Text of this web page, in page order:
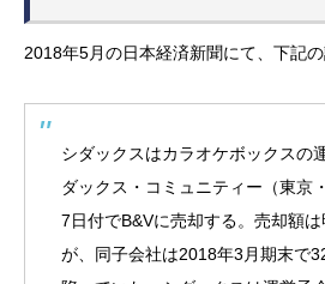
2018年5月の日本経済新聞にて、下記の
シダックスはカラオケボックスの
ダックス・コミュニティー（東京
7日付でB&Vに売却する。売却額
が、同子会社は2018年3月期末で